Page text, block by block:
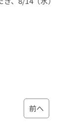
前へ